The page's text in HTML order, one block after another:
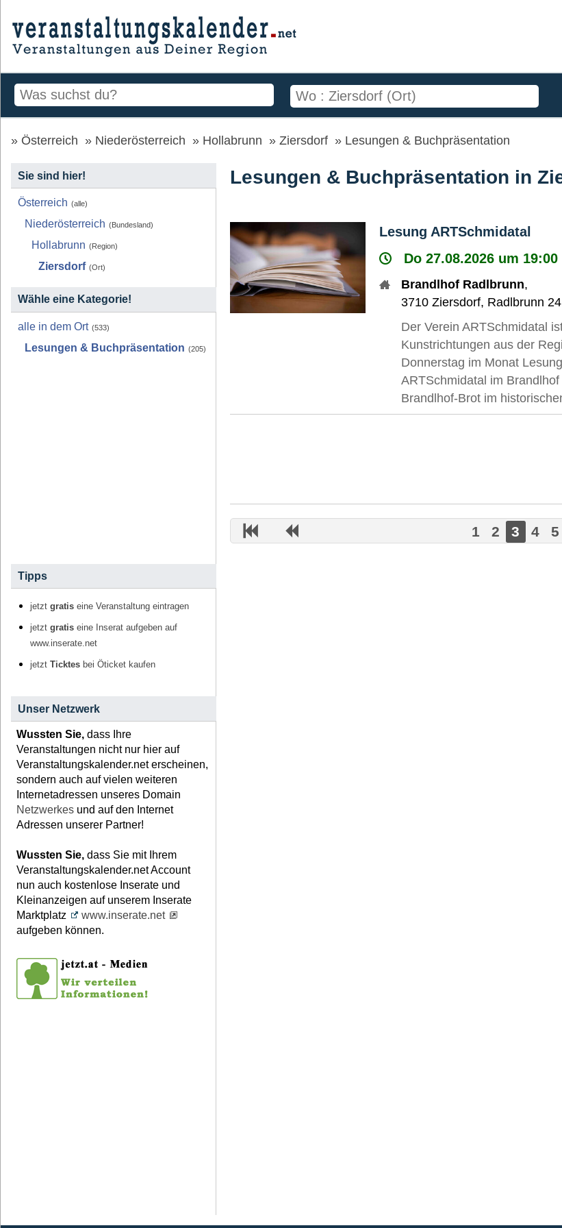
Österreich Niederösterreich Hollabrunn Ziersdorf Lesungen & Buchpräsentation
Lesungen & Buchpräsentation in
Lesung ARTSchmidatal
Do 27.08.2026 um 19:00
Brandlhof Radlbrunn,
3710 Ziersdorf, Radlbrunn 24
Der Verein ARTSchmidatal
Kunstrichtungen aus der
Donnerstag im Monat
ARTSchmidatal im
Brandlhof-Brot im
1 2 3 4 5
Sie sind hier!
Österreich (alle)
Niederösterreich (Bundesland)
Hollabrunn (Region)
Ziersdorf (Ort)
Wähle eine Kategorie!
alle in dem Ort (533)
Lesungen & Buchpräsentation (205)
Tipps
jetzt gratis eine Veranstaltung eintragen
jetzt gratis eine Inserat aufgeben auf
www.inserate.net
jetzt Ticktes bei Öticket kaufen
Unser Netzwerk
Wussten Sie, dass Ihre
Veranstaltungen nicht nur hier auf
Veranstaltungskalender.net erscheinen,
sondern auch auf vielen weiteren
Internetadressen unseres Domain
Netzwerkes und auf den Internet
Adressen unserer Partner!
Wussten Sie, dass Sie mit Ihrem
Veranstaltungskalender.net Account
nun auch kostenlose Inserate und
Kleinanzeigen auf unserem Inserate
Marktplatz
www.inserate.net
aufgeben können.